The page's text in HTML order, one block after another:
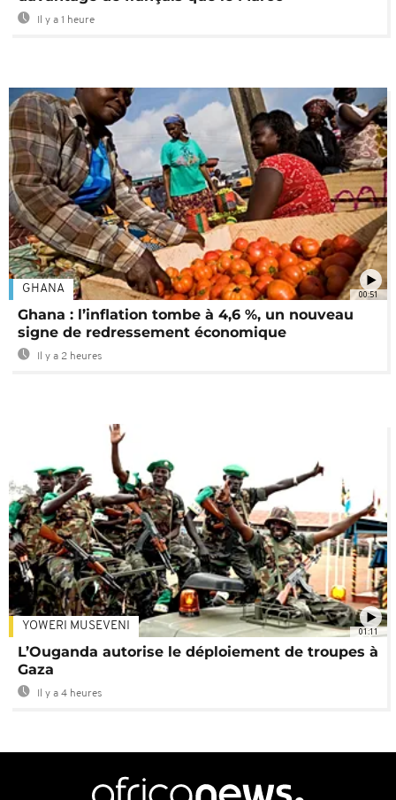
Il y a 1 heure
00:51
GHANA
Ghana : l’inflation tombe à 4,6 %, un nouveau
signe de redressement économique
Il y a 2 heures
01:11
YOWERI MUSEVENI
L’Ouganda autorise le déploiement de troupes à
Gaza
Il y a 4 heures